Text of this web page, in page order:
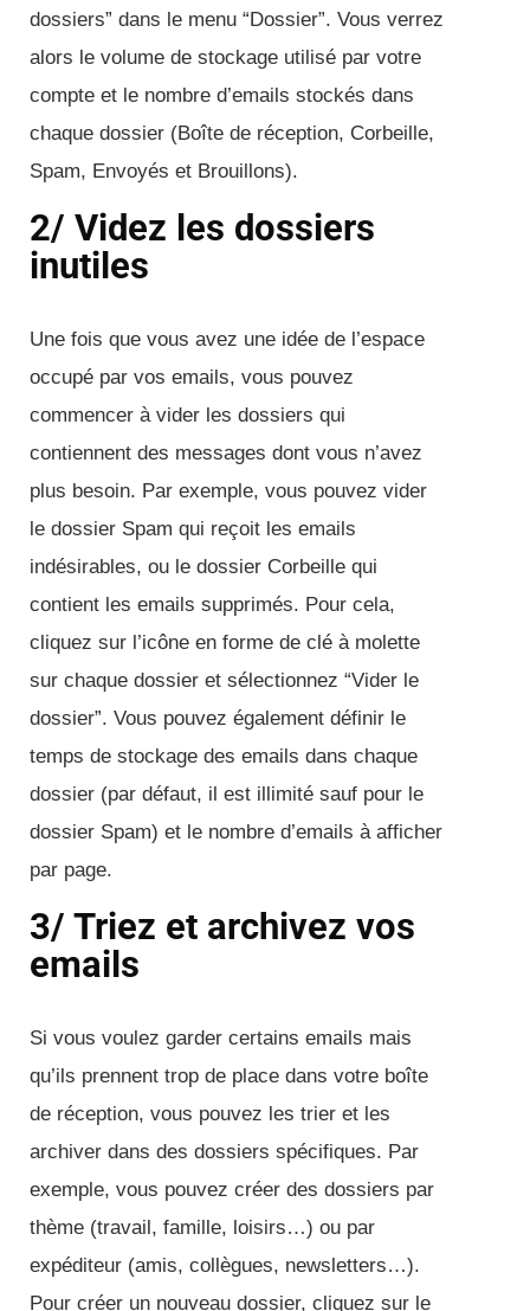
dossiers” dans le menu “Dossier”. Vous verrez
alors le volume de stockage utilisé par votre
compte et le nombre d’emails stockés dans
chaque dossier (Boîte de réception, Corbeille,
Spam, Envoyés et Brouillons).
2/ Videz les dossiers
inutiles
Une fois que vous avez une idée de l’espace
occupé par vos emails, vous pouvez
commencer à vider les dossiers qui
contiennent des messages dont vous n’avez
plus besoin. Par exemple, vous pouvez vider
le dossier Spam qui reçoit les emails
indésirables, ou le dossier Corbeille qui
contient les emails supprimés. Pour cela,
cliquez sur l’icône en forme de clé à molette
sur chaque dossier et sélectionnez “Vider le
dossier”. Vous pouvez également définir le
temps de stockage des emails dans chaque
dossier (par défaut, il est illimité sauf pour le
dossier Spam) et le nombre d’emails à afficher
par page.
3/ Triez et archivez vos
emails
Si vous voulez garder certains emails mais
qu’ils prennent trop de place dans votre boîte
de réception, vous pouvez les trier et les
archiver dans des dossiers spécifiques. Par
exemple, vous pouvez créer des dossiers par
thème (travail, famille, loisirs…) ou par
expéditeur (amis, collègues, newsletters…).
Pour créer un nouveau dossier, cliquez sur le